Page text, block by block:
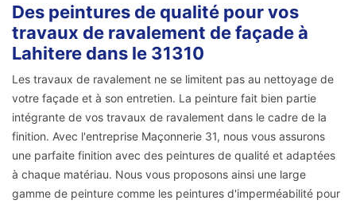
Des peintures de qualité pour vos
travaux de ravalement de façade à
Lahitere dans le 31310
Les travaux de ravalement ne se limitent pas au nettoyage de
votre façade et à son entretien. La peinture fait bien partie
intégrante de vos travaux de ravalement dans le cadre de la
finition. Avec l'entreprise Maçonnerie 31, nous vous assurons
une parfaite finition avec des peintures de qualité et adaptées
à chaque matériau. Nous vous proposons ainsi une large
gamme de peinture comme les peintures d'imperméabilité pour